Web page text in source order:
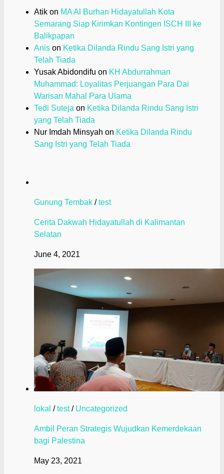
Atik on MA Al Burhan Hidayatullah Kota
Semarang Siap Kirimkan Kontingen ISCH III ke
Balikpapan
Anis on Ketika Dilanda Rindu Sang Istri yang
Telah Tiada
Yusak Abidondifu on KH Abdurrahman
Muhammad: Loyalitas Perjuangan Para Dai
Warisan Mahal Para Ulama
Tedi Suteja on Ketika Dilanda Rindu Sang Istri
yang Telah Tiada
Nur Imdah Minsyah on Ketika Dilanda Rindu
Sang Istri yang Telah Tiada
Gunung Tembak /test
Cerita Dakwah Hidayatullah di Kalimantan
Selatan
June 4, 2021
lokal /test/ Uncategorized
Ambil Peran Strategis Wujudkan Kemerdekaan
bagi Palestina
May 23, 2021